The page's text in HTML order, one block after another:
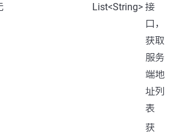
List<String> 接
口，
获取
服务
端地
址列
表
获